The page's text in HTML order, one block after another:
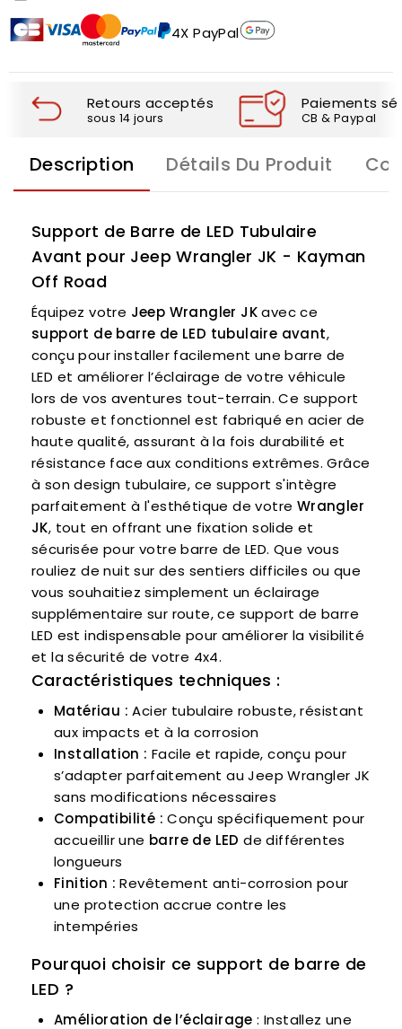
4X PayPal
Retours acceptés
sous 14 jours
Paiements
CB & Paypal
Description Détails Du Produit
Support de Barre de LED Tubulaire
Avant pour Jeep Wrangler JK - Kayman
Off Road
Équipez votre Jeep Wrangler JKavec ce
support de barre de LED tubulaire avant,
conçu pour installer facilement une barre de
LED et améliorer l’éclairage de votre véhicule
lors de vos aventures tout-terrain. Ce support
robuste et fonctionnel est fabriqué en acier de
haute qualité, assurant à la fois durabilité et
résistance face aux conditions extrêmes. Grâce
à son design tubulaire, ce support s'intègre
parfaitement à l'esthétique de votre Wrangler
JK, tout en offrant une fixation solide et
sécurisée pour votre barre de LED. Que vous
rouliez de nuit sur des sentiers difficiles ou que
vous souhaitiez simplement un éclairage
supplémentaire sur route, ce support de barre
LED est indispensable pour améliorer la visibilité
et la sécurité de votre 4x4.
Caractéristiques techniques :
Matériau : Acier tubulaire robuste, résistant
aux impacts et à la corrosion
Installation : Facile et rapide, conçu pour
s’adapter parfaitement au Jeep Wrangler JK
sans modifications nécessaires
Compatibilité : Conçu spécifiquement pour
accueillir une barre de LED de différentes
longueurs
Finition : Revêtement anti-corrosion pour
une protection accrue contre les
intempéries
Pourquoi choisir ce support de barre de
LED ?
Amélioration de l’éclairage : Installez une